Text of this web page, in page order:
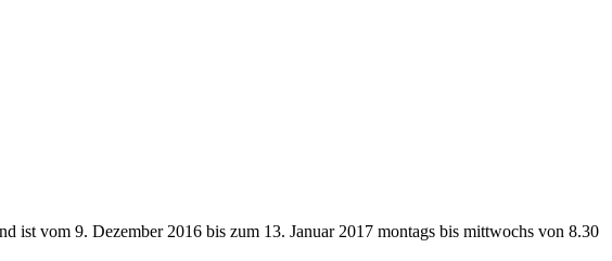
ist vom 9. Dezember 2016 bis zum 13. Januar 2017 montags bis mittwochs von 8.30